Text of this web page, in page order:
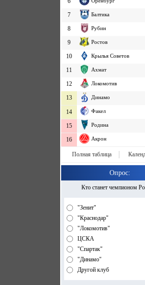
7
Балтика
8
Рубин
9
Ростов
10
Крылья Советов
11
Ахмат
12
Локомотив
13
Динамо
14 Факел
15 Родина
16 Акрон
Полная таблица
Опрос:
Кто станет чемпионом
"Зенит"
"Краснодар"
"Локомотив"
ЦСКА
"Спартак"
"Динамо"
Другой клуб